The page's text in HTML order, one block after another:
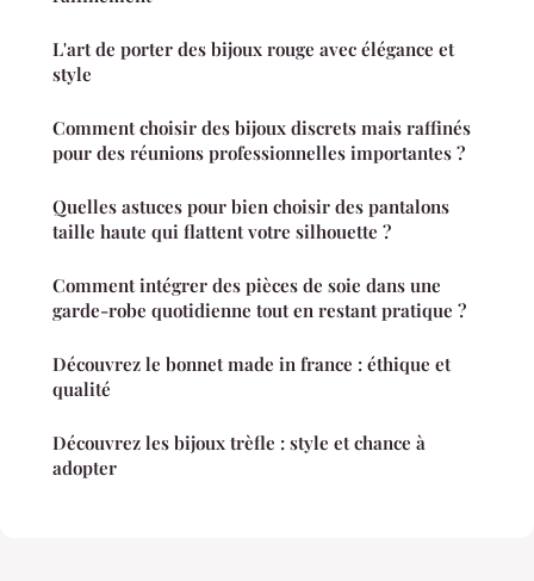
L'art de porter des bijoux rouge avec élégance et
style
Comment choisir des bijoux discrets mais raffinés
pour des réunions professionnelles importantes ?
Quelles astuces pour bien choisir des pantalons
taille haute qui flattent votre silhouette ?
Comment intégrer des pièces de soie dans une
garde-robe quotidienne tout en restant pratique ?
Découvrez le bonnet made in france : éthique et
qualité
Découvrez les bijoux trèfle : style et chance à
adopter